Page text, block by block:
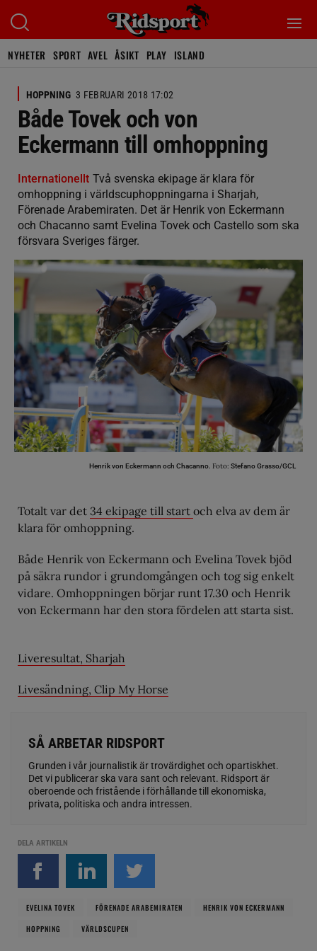
NYHETER SPORT AVEL ÅSIKT PLAY ISLAND
HOPPNING 3 FEBRUARI 2018 17:02
Både Tovek och von
Eckermann till omhoppning
Internationellt Två svenska ekipage är klara för
omhoppning i världscuphoppningarna i Sharjah,
Förenade Arabemiraten. Det är Henrik von Eckermann
och Chacanno samt Evelina Tovek och Castello som ska
försvara Sveriges färger.
Henrik von Eckermann och Chacanno. Foto: Stefano Grasso/GCL
Totalt var det 34 ekipage till start och elva av dem är
klara för omhoppning.
Både Henrik von Eckermann och Evelina Tovek bjöd
på säkra rundor i grundomgången och tog sig enkelt
vidare. Omhoppningen börjar runt 17.30 och Henrik
von Eckermann har den stora fördelen att starta sist.
Liveresultat, Sharjah
Livesändning, Clip My Horse
SÅ ARBETAR RIDSPORT
Grunden i vår journalistik är trovärdighet och opartiskhet.
Det vi publicerar ska vara sant och relevant. Ridsport är
oberoende och fristående i förhållande till ekonomiska,
privata, politiska och andra intressen.
DELA ARTIKELN
EVELINA TOVEK FÖRENADE ARABEMIRATEN
HENRIK VON ECKERMANN
HOPPNING
VÄRLDSCUPEN